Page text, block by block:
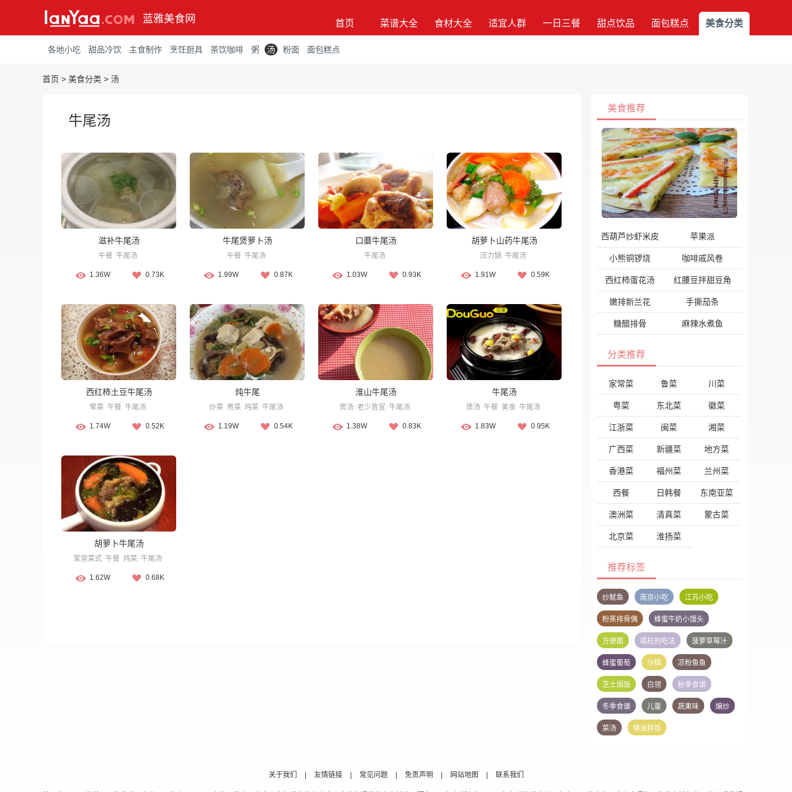
蓝雅美食网 首页 菜谱大全 食材大全 适宜人群 一日三餐 甜点饮品 面包糕点 美食分类
各地小吃 甜品冷饮 主食制作 烹饪厨具 茶饮咖啡 粥 汤 粉面 面包糕点
首页 > 美食分类 > 汤
牛尾汤
滋补牛尾汤
午餐 牛尾汤
1.36W 0.73K
牛尾煲萝卜汤
午餐 牛尾汤
1.99W 0.87K
口蘑牛尾汤
牛尾汤
1.03W 0.93K
胡萝卜山药牛尾汤
压力锅 牛尾汤
1.91W 0.59K
西红柿土豆牛尾汤
荤菜 午餐 牛尾汤
1.74W 0.52K
炖牛尾
炒菜 煮菜 炖菜 牛尾汤
1.19W 0.54K
淮山牛尾汤
煲汤 老少皆宜 牛尾汤
1.38W 0.83K
牛尾汤
煲汤 午餐 美食 牛尾汤
1.83W 0.95K
胡萝卜牛尾汤
家常菜式 午餐 炖菜 牛尾汤
1.62W 0.68K
美食推荐
西葫芦炒虾米皮 苹果派
小熊铜锣烧 咖啡戚风卷
西红柿蛋花汤 红腰豆拌甜豆角
嫩排新兰花 手撕茄条
糖醋排骨 麻辣水煮鱼
分类推荐
家常菜 鲁菜 川菜
粤菜 东北菜 徽菜
江浙菜 闽菜 湘菜
广西菜 新疆菜 地方菜
香港菜 福州菜 兰州菜
西餐 日韩餐 东南亚菜
澳洲菜 清真菜 蒙古菜
北京菜 淮扬菜
推荐标签
炒鱿鱼 南京小吃 江苏小吃
粉蒸排骨偶 蜂蜜牛奶小馒头
方便面 瑶柱的吃法 菠萝草莓汁
蜂蜜葡萄 沙锅 凉粉鱼鱼
芝士焗饭 白领 秋季食谱
冬季食谱 儿童 蔬果味 煸炒
菜汤 猪油拌饭
关于我们 友情链接 常见问题 免责声明 网站地图 联系我们